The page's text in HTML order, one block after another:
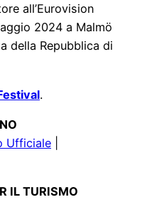
all’Eurovision
2024 a Malmö
della Repubblica di
.
Ufficiale
IL TURISMO